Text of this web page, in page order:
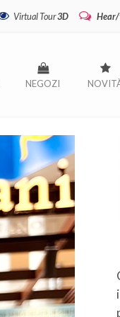
Virtual Tour3D
NEGOZI